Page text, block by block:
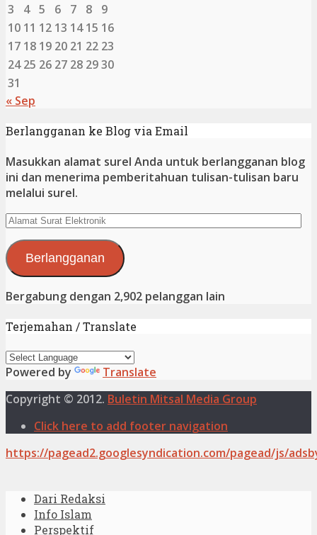
3
4 5 6 7 8
9
10 11 12 13 14 15 16
17 18 19 20 21 22 23
24 25 26 27 28 2930
31
« Sep
Berlangganan ke Blog via Email
Masukkan alamat surel Anda untuk berlangganan blog
ini dan menerima pemberitahuan tulisan-tulisan baru
melalui surel.
Alamat
Elektronik
Berlangganan
Bergabung dengan 2,902 pelanggan lain
Terjemahan / Translate
Powered by
Translate
Copyright © 2012. Buletin Mitsal Media Group
Click here to add footer navigation
https://pagead2.googlesyndication.com/pagead/js/
Dari Redaksi
Info Islam
Perspektif